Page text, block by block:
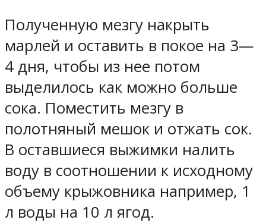
Полученную мезгу накрыть
марлей и оставить в покое на 3—
4 дня, чтобы из нее потом
выделилось как можно больше
сока. Поместить мезгу в
полотняный мешок и отжать сок.
В оставшиеся выжимки налить
воду в соотношении к исходному
объему крыжовника например, 1
л воды на 10 л ягод.